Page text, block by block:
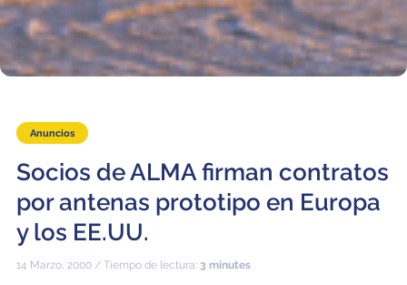
Programa
Slack de conferencia
Grabaciones
Logística de carteles
Eventos
Personas
Anuncios
Socios de ALMA firman contratos
por antenas prototipo en Europa
y los EE.UU.
14 Marzo, 2000 / Tiempo de lectura: 3 minutes